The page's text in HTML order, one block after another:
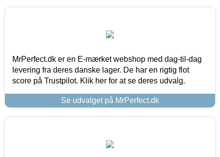
MrPerfect.dk er en E-mærket webshop med dag-til-dag
levering fra deres danske lager. De har en rigtig flot
score på Trustpilot. Klik her for at se deres udvalg.
Se udvalget på MrPerfect.dk